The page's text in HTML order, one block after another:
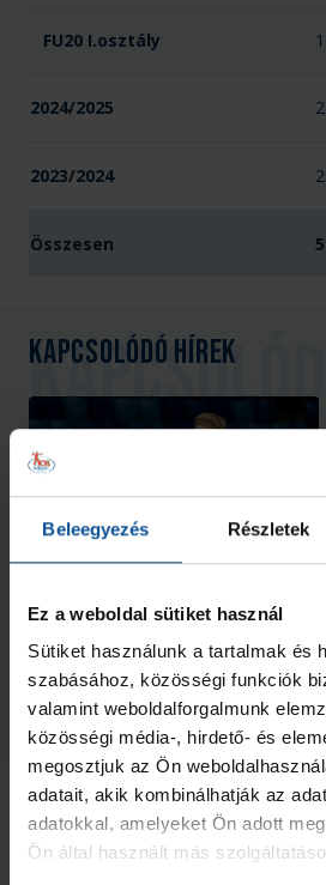
Beleegyezés Részletek
Ez a weboldal sütiket használ
Sütiket használunk a tartalmak és
szabásához, közösségi funkciók
valamint weboldalforgalmunk
közösségi média-, hirdető- és
megosztjuk az Ön
adatait, akik kombinálhatják az
adatokkal, amelyeket Ön adott
Ön által használt más
FU20 I.osztály
2024/2025
2023/2024
Összesen
Kapcsolódó hírek
Megnézem az összeset
Akadémia
U18-as akadémiai csapatunk
ismét Svédországban szerepel